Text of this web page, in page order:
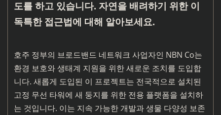
도를 하고 있습니다. 자연을 배려하기 위한 이
독특한 접근법에 대해 알아보세요.
호주 정부의 브로드밴드 네트워크 사업자인 NBN Co는
환경 보호와 생태계 지원을 위한 새로운 조치를 도입합
니다. 새롭게 도입된 이 프로젝트는 전국적으로 설치된
고정 무선 타워에 새 둥지를 위한 전용 플랫폼을 설치하
는 것입니다. 이는 지속 가능한 개발과 생물 다양성 보존